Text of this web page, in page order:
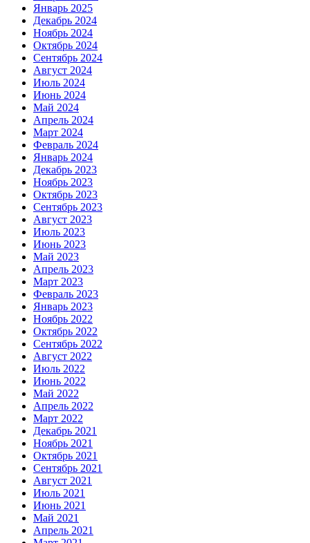
Январь 2025
Декабрь 2024
Ноябрь 2024
Октябрь 2024
Сентябрь 2024
Август 2024
Июль 2024
Июнь 2024
Май 2024
Апрель 2024
Март 2024
Февраль 2024
Январь 2024
Декабрь 2023
Ноябрь 2023
Октябрь 2023
Сентябрь 2023
Август 2023
Июль 2023
Июнь 2023
Май 2023
Апрель 2023
Март 2023
Февраль 2023
Январь 2023
Ноябрь 2022
Октябрь 2022
Сентябрь 2022
Август 2022
Июль 2022
Июнь 2022
Май 2022
Апрель 2022
Март 2022
Декабрь 2021
Ноябрь 2021
Октябрь 2021
Сентябрь 2021
Август 2021
Июль 2021
Июнь 2021
Май 2021
Апрель 2021